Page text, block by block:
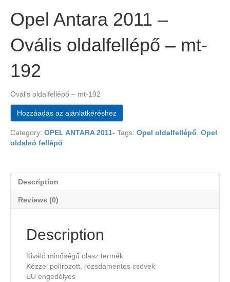
Opel Antara 2011 –
Ovális oldalfellépő – mt-
192
Ovális oldalfellépő – mt-192
Hozzáadás az ajánlatkéréshez
Category: OPEL ANTARA 2011- Tags: Opel oldalfellépő, Opel
oldalsó fellépő
Description
Reviews (0)
Description
Kiváló minőségű olasz termék
Kézzel polírozott, rozsdamentes csövek
EU engedélyes